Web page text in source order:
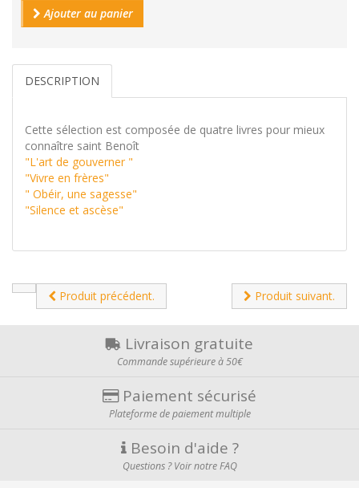
Ajouter au panier
DESCRIPTION
Cette sélection est composée de quatre livres pour mieux
connaître saint Benoît
"L'art de gouverner "
"Vivre en frères"
" Obéir, une sagesse"
"Silence et ascèse"
Produit précédent. Produit suivant.
Livraison gratuite
Commande supérieure à 50€
Paiement sécurisé
Plateforme de paiement multiple
Besoin d'aide ?
Questions ? Voir notre FAQ